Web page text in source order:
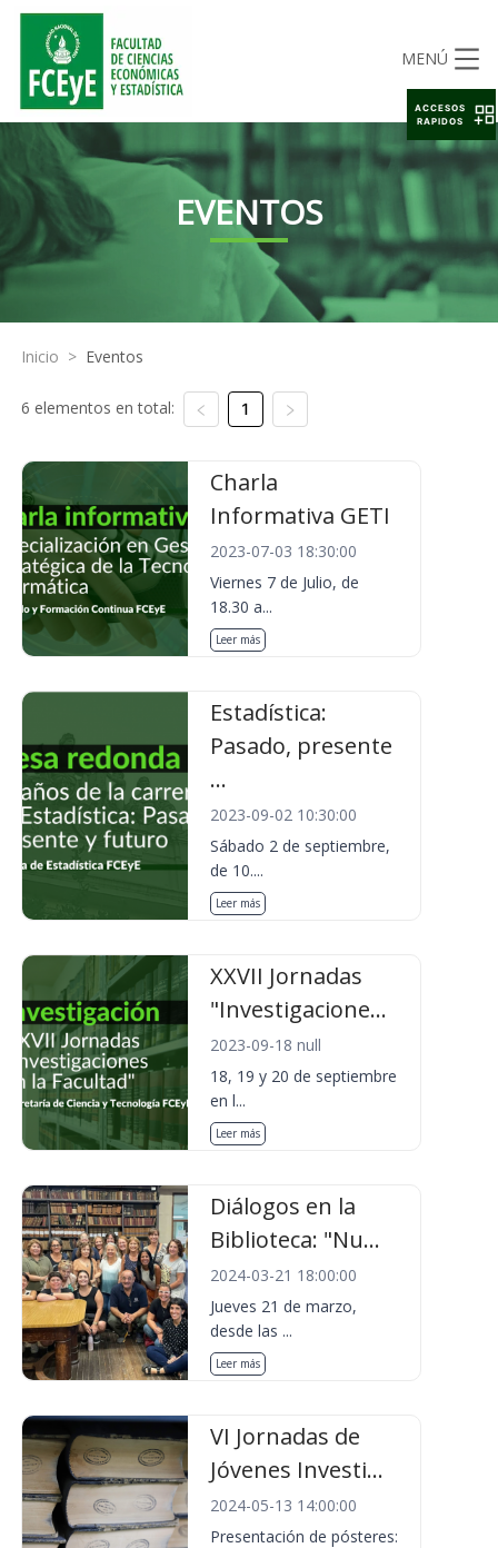
MENÚ
EVENTOS
Inicio > Eventos
6 elementos en total: 1
Charla
Informativa GETI
2023-07-03 18:30:00
Viernes 7 de Julio, de
18.30 a...
Leer más
Estadística:
Pasado, presente
...
2023-09-02 10:30:00
Sábado 2 de septiembre,
de 10....
Leer más
XXVII Jornadas
"Investigacione...
2023-09-18 null
18, 19 y 20 de septiembre
en l...
Leer más
Diálogos en la
Biblioteca: "Nu...
2024-03-21 18:00:00
Jueves 21 de marzo,
desde las ...
Leer más
VI Jornadas de
Jóvenes Investi...
2024-05-13 14:00:00
Presentación de pósteres:
ACCESOS
RAPIDOS